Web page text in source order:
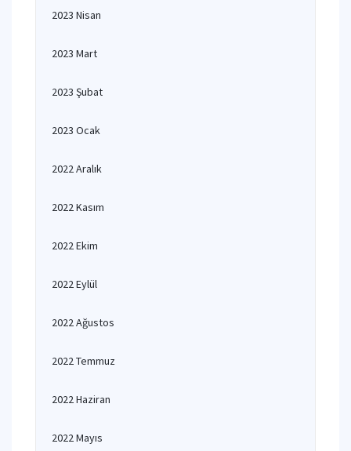
2023 Nisan
2023 Mart
2023 Şubat
2023 Ocak
2022 Aralık
2022 Kasım
2022 Ekim
2022 Eylül
2022 Ağustos
2022 Temmuz
2022 Haziran
2022 Mayıs